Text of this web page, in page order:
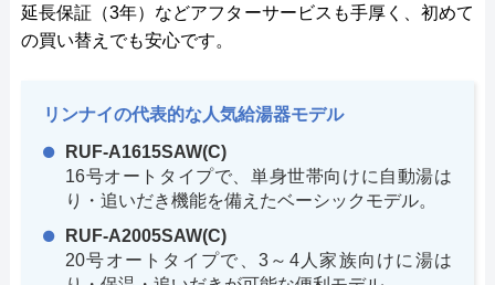
延長保証（3年）などアフターサービスも手厚く、初めて
の買い替えでも安心です。
リンナイの代表的な人気給湯器モデル
RUF-A1615SAW(C)
16号オートタイプで、単身世帯向けに自動湯は
り・追いだき機能を備えたベーシックモデル。
RUF-A2005SAW(C)
20号オートタイプで、3～4人家族向けに湯は